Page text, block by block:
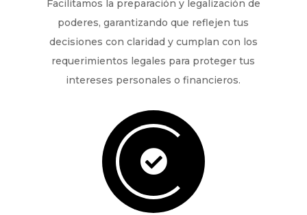
Facilitamos la preparación y legalización de
poderes, garantizando que reflejen tus
decisiones con claridad y cumplan con los
requerimientos legales para proteger tus
intereses personales o financieros.
